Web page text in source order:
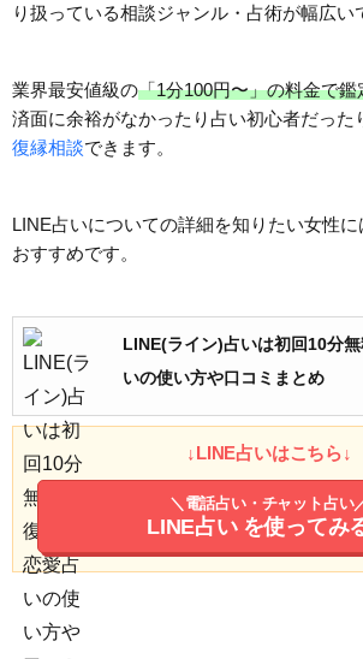
り扱っている相談ジャンル・占術が幅広い
業界最安値級の「1分100円〜」の料金で鑑
済面に余裕がなかったり占い初心者だった
復縁相談できます。
LINE占いについての詳細を知りたい女性
おすすめです。
LINE(ライン)占いは初回10分
いの使い方や口コミまとめ
↓LINE占いはこちら↓
＼電話占い・チャット占い
LINE占い を使ってみ